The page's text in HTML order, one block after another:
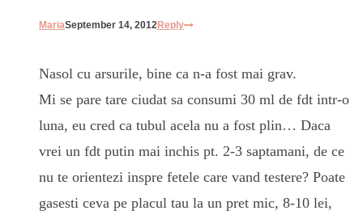
MariaSeptember 14, 2012Reply
Nasol cu arsurile, bine ca n-a fost mai grav.
Mi se pare tare ciudat sa consumi 30 ml de fdt intr-o
luna, eu cred ca tubul acela nu a fost plin… Daca
vrei un fdt putin mai inchis pt. 2-3 saptamani, de ce
nu te orientezi inspre fetele care vand testere? Poate
gasesti ceva pe placul tau la un pret mic, 8-10 lei,